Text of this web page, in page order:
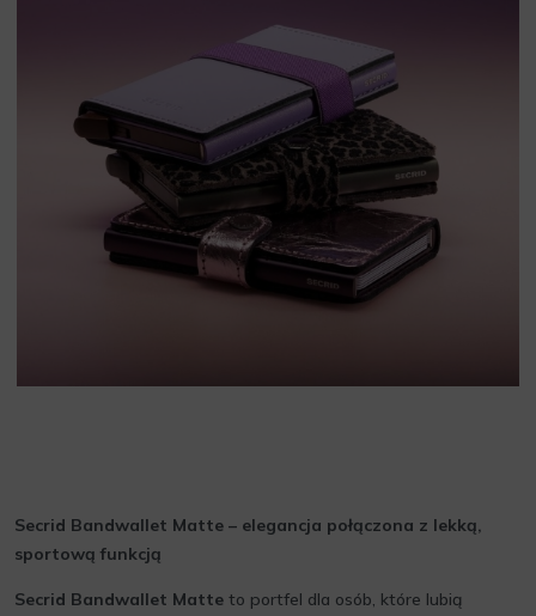
Secrid Bandwallet Matte – elegancja połączona z lekką,
sportową funkcją
Secrid Bandwallet Matte to portfel dla osób, które lubią